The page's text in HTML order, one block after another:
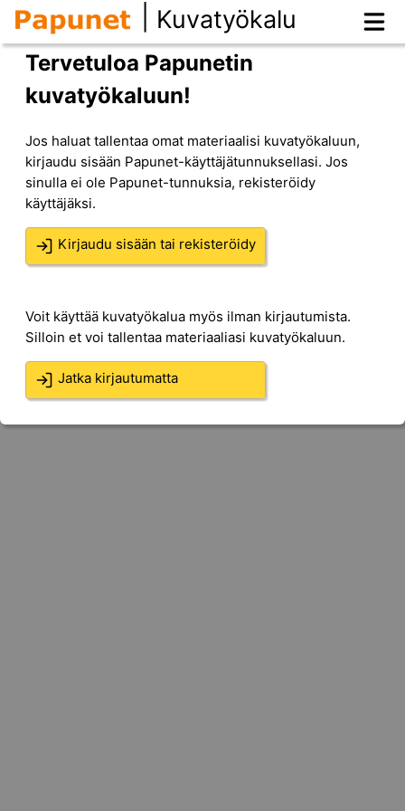
Kuvatyökalu
Tervetuloa Papunetin
kuvatyökaluun!
Jos haluat tallentaa omat materiaalisi kuvatyökaluun,
kirjaudu sisään Papunet-käyttäjätunnuksellasi. Jos
sinulla ei ole Papunet-tunnuksia, rekisteröidy
käyttäjäksi.
Kirjaudu sisään tai rekisteröidy
Voit käyttää kuvatyökalua myös ilman kirjautumista.
Silloin et voi tallentaa materiaaliasi kuvatyökaluun.
Jatka kirjautumatta